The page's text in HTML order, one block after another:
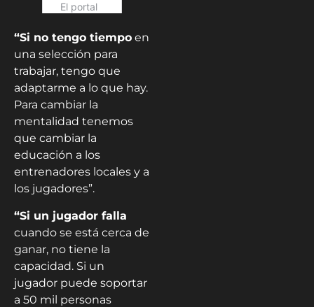
“Si no tengo tiempo en
una selección para
trabajar, tengo que
adaptarme a lo que hay.
Para cambiar la
mentalidad tenemos
que cambiar la
educación a los
entrenadores locales y a
los jugadores”.
“Si un jugador falla
cuando se está cerca de
ganar, no tiene la
capacidad. Si un
jugador puede soportar
a 50 mil personas